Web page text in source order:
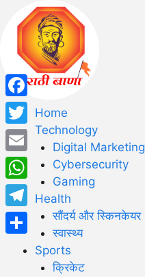
Home
Technology
Digital Marketing
Cybersecurity
Gaming
Health
सौंदर्य और स्किनकेयर
स्वास्थ्य
Sports
क्रिकेट
Facebook
Twitter
Email
WhatsApp
Telegram
Share